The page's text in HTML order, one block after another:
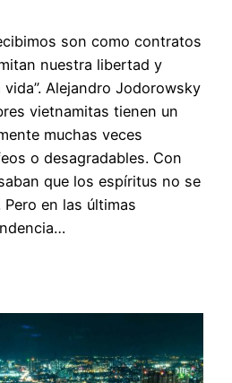
son como contratos
nuestra libertad y
Alejandro Jodorowsky
vietnamitas tienen un
muchas veces
o desagradables. Con
que los espíritus no se
en las últimas